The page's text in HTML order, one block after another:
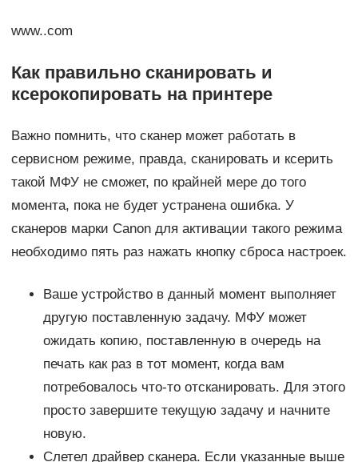
www..com
Как правильно сканировать и
ксерокопировать на принтере
Важно помнить, что сканер может работать в
сервисном режиме, правда, сканировать и ксерить
такой МФУ не сможет, по крайней мере до того
момента, пока не будет устранена ошибка. У
сканеров марки Canon для активации такого режима
необходимо пять раз нажать кнопку сброса настроек.
Ваше устройство в данный момент выполняет
другую поставленную задачу. МФУ может
ожидать копию, поставленную в очередь на
печать как раз в тот момент, когда вам
потребовалось что-то отсканировать. Для этого
просто завершите текущую задачу и начните
новую.
Слетел драйвер сканера. Если указанные выше